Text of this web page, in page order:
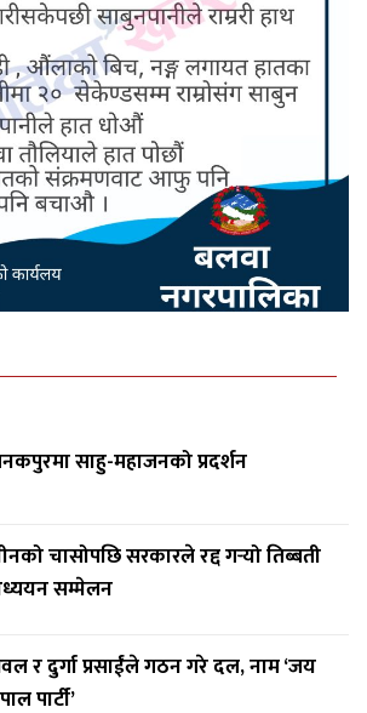
साहु-महाजनको प्रदर्शन
चासोपछि सरकारले रद्द गर्‍यो तिब्बती
सम्मेलन
र दुर्गा प्रसाईंले गठन गरे दल, नाम ‘जय
पार्टी’